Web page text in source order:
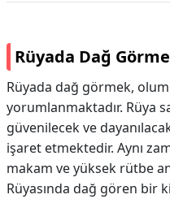
Rüyada Dağ
Rüyada dağ görmek,
yorumlanmaktadır. Rüya
güvenilecek ve
işaret etmektedir. Aynı
makam ve yüksek rütbe
Rüyasında dağ gören bir